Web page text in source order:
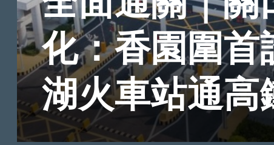
化：香園圍首
湖火車站通高